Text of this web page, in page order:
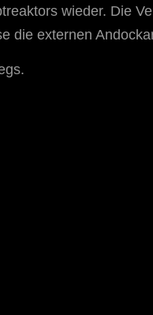
wieder. Die
die externen